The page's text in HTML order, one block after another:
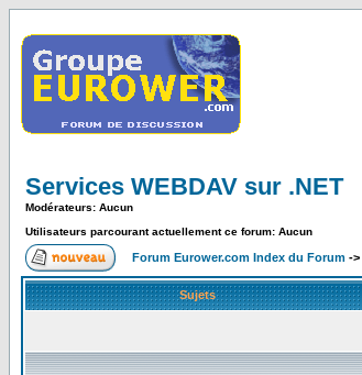
Services WEBDAV sur .NET
Modérateurs: Aucun
Utilisateurs parcourant actuellement ce forum: Aucun
Forum Eurower.com Index du Forum ->
Sujets